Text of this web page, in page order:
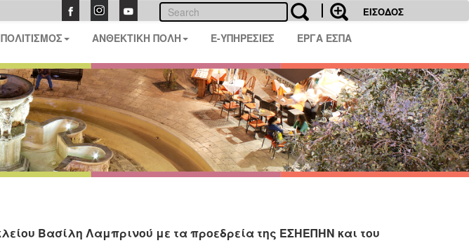
ΕΙΣΟΔΟΣ
ΠΟΛΙΤΙΣΜΟΣ ΑΝΘΕΚΤΙΚΗ ΠΟΛΗ E-ΥΠΗΡΕΣΙΕΣ ΕΡΓΑ ΕΣΠΑ
Βασίλη Λαμπρινού με τα προεδρεία της ΕΣΗΕΠΗΝ και του